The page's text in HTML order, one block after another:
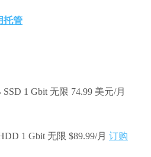
托管
1 Gbit 无限 74.99 美元/月
1 Gbit 无限 $89.99/月 订购